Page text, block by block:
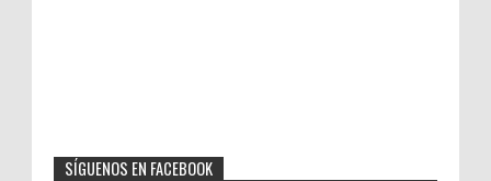
SÍGUENOS EN FACEBOOK